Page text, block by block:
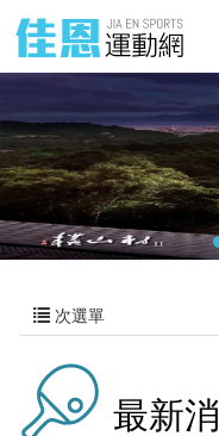
次選單
最新